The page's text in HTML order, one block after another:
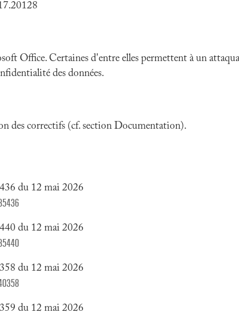
Office. Certaines d'entre elles permettent à un
des données.
des correctifs (cf. section Documentation).
du 12 mai 2026
du 12 mai 2026
du 12 mai 2026
du 12 mai 2026